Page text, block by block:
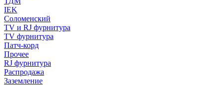
IEK
Соломенский
TV и RJ фурнитура
TV фурнитура
Патч-корд
Прочее
RJ фурнитура
Распродажа
Заземление